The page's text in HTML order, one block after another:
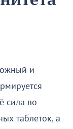
и
сила во
таблеток, а